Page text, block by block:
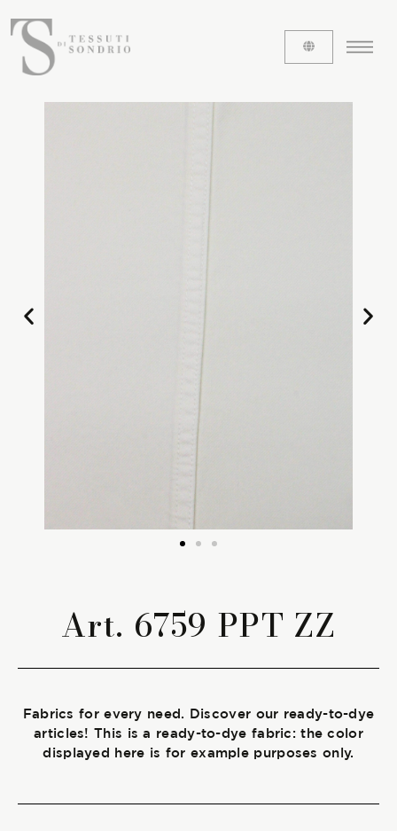
Art. 6759 PPT ZZ
Fabrics for every need. Discover our ready-to-dye
articles! This is a ready-to-dye fabric: the color
displayed here is for example purposes only.
bunch
SUSTAINABILITY
UpCycle
Certifications
Start together